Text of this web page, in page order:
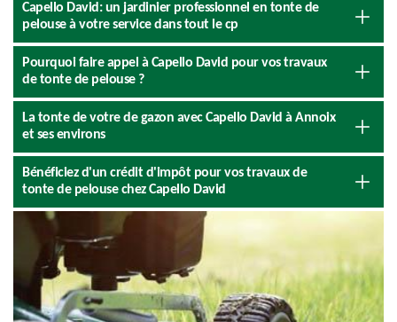
Capello David: un jardinier professionnel en tonte de
pelouse à votre service dans tout le cp
Pourquoi faire appel à Capello David pour vos travaux
de tonte de pelouse ?
La tonte de votre de gazon avec Capello David à Annoix
et ses environs
Bénéficiez d'un crédit d'impôt pour vos travaux de
tonte de pelouse chez Capello David